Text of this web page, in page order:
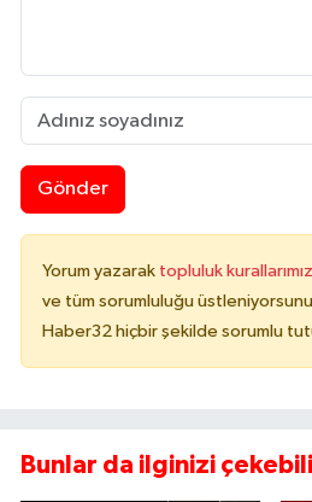
Gönder
Yorum yazarak topluluk
ve tüm sorumluluğu
Haber32 hiçbir şekilde sorumlu
Bunlar da ilginizi